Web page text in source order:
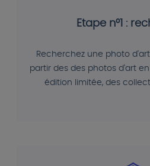
Etape n°1 :
Recherchez une photo
partir des des photos d'art
édition limitée, des